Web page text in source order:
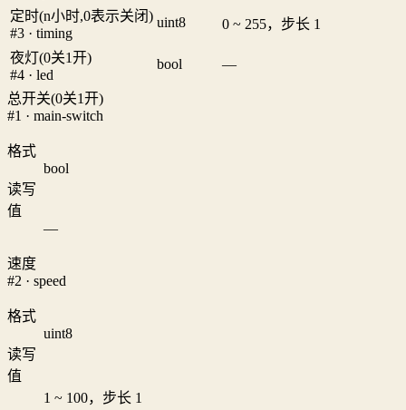
定时(n小时,0表示关闭)
#3 · timing
uint8 0 ~ 255，步长 1
夜灯(0关1开)
#4 · led
bool —
总开关(0关1开)
#1 · main-switch
格式
bool
读写
值
—
速度
#2 · speed
格式
uint8
读写
值
1 ~ 100，步长 1